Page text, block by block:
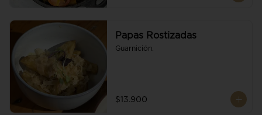
Papas Rostizadas
Guarnición.
$13.900